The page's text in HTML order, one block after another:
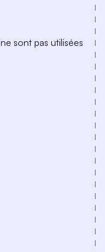
sont pas utilisées